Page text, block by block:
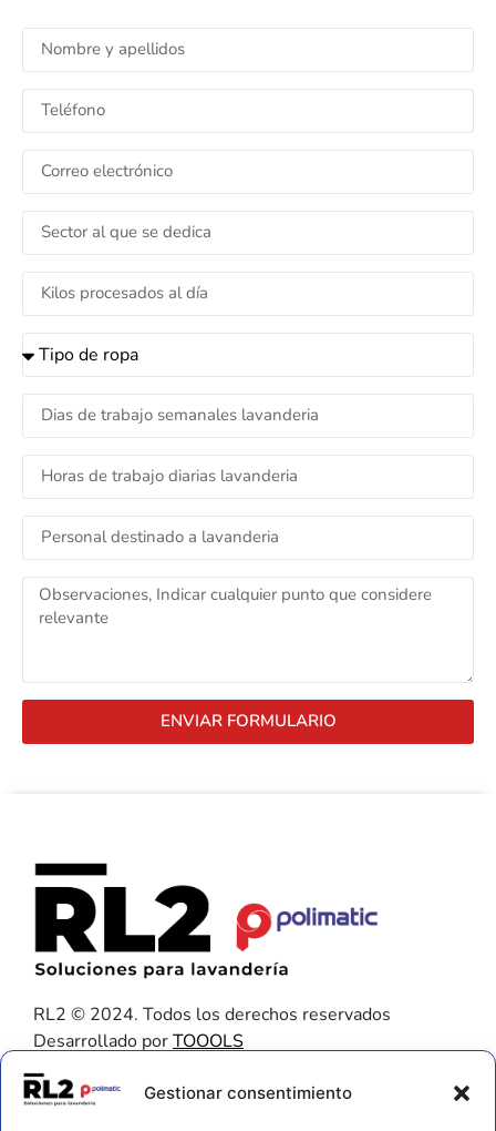
Gestionar consentimiento
ENVIAR FORMULARIO
RL2 © 2024. Todos los derechos reservados
Desarrollado porTOOOLS
Contacto